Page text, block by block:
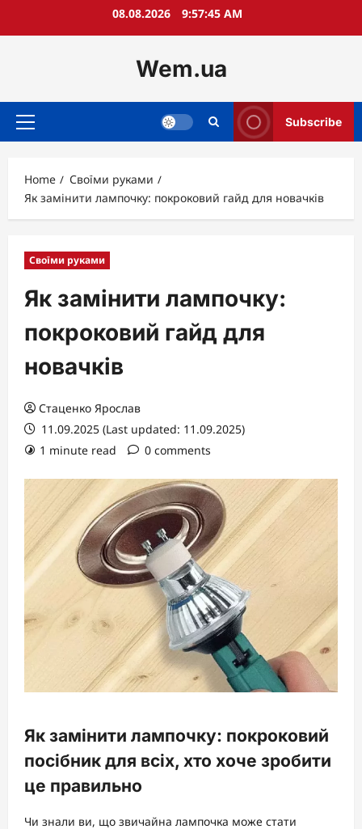
08.08.2026 9:57:47 AM
Wem.ua
Primary
Subscribe
Home
Своїми руками
Як замінити лампочку: покроковий гайд для новачків
Своїми руками
Як замінити лампочку:
покроковий гайд для
новачків
Стаценко Ярослав
11.09.2025 (Last updated: 11.09.2025)
1 minute read
0 comments
Як замінити лампочку: покроковий
посібник для всіх, хто хоче зробити
це правильно
Чи знали ви, що звичайна лампочка може стати